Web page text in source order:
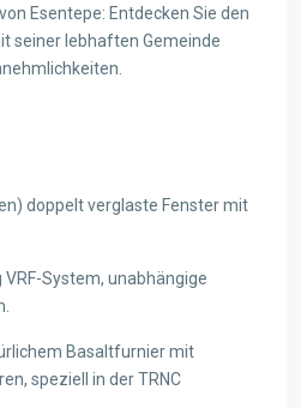
Esentepe: Entdecken Sie den
seiner lebhaften Gemeinde
doppelt verglaste Fenster mit
System, unabhängige
Basaltfurnier mit
speziell in der TRNC